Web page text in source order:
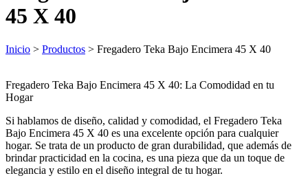
45 X 40
Inicio > Productos > Fregadero Teka Bajo Encimera 45 X 40
Fregadero Teka Bajo Encimera 45 X 40: La Comodidad en tu
Hogar
Si hablamos de diseño, calidad y comodidad, el Fregadero Teka
Bajo Encimera 45 X 40 es una excelente opción para cualquier
hogar. Se trata de un producto de gran durabilidad, que además de
brindar practicidad en la cocina, es una pieza que da un toque de
elegancia y estilo en el diseño integral de tu hogar.